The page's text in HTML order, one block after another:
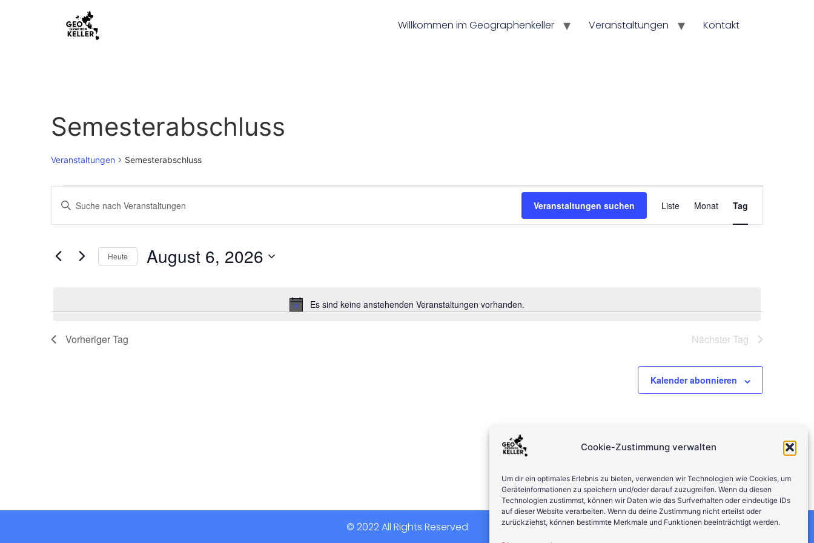
Cookie-Zustimmung verwalten
Um dir ein optimales Erlebnis zu bieten, verwenden wir Technologien wie Cookies, um
Geräteinformationen zu speichern und/oder darauf zuzugreifen. Wenn du diesen
Technologien zustimmst, können wir Daten wie das Surfverhalten oder eindeutige IDs
auf dieser Website verarbeiten. Wenn du deine Zustimmung nicht erteilst oder
zurückziehst, können bestimmte Merkmale und Funktionen beeinträchtigt werden.
Willkommen im Geographenkeller Veranstaltungen Kontakt
Semesterabschluss
Veranstaltungen Semesterabschluss
Hinweis
Es sind keine anstehenden Veranstaltungen vorhanden.
Veranstaltungen
Suche
Ansichten,
Bitte
Schlüsselwort
Suche
Veranstaltungen
Schlüsselwort.
Veranstaltungen suchen
Ansichten-
Liste Monat Tag
Heute August 6, 2026
Vorheriger Tag Nächster Tag
Kalender abonnieren
© 2022 All Rights Reserved